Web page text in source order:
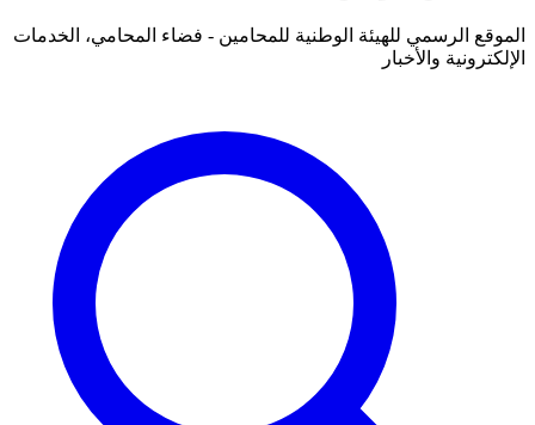
الموقع الرسمي للهيئة الوطنية للمحامين - فضاء المحامي، الخدمات
الإلكترونية والأخبار